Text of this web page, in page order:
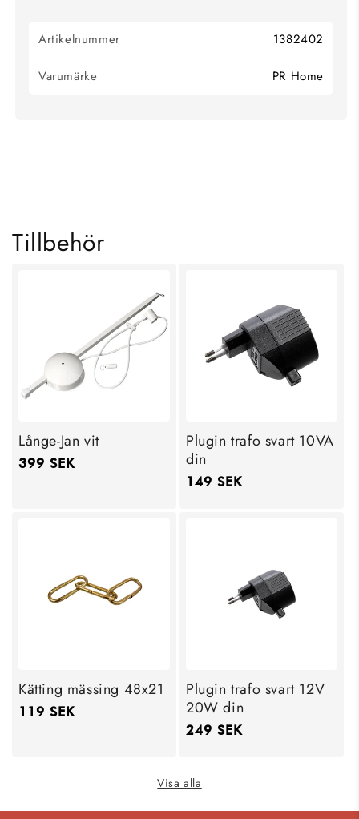
Artikelnummer 1382402
Varumärke PR Home
Tillbehör
Långe-Jan vit
Ordinarie
399 SEK
Plugin trafo svart 10VA
din
Ordinarie
149 SEK
Kätting mässing 48x21
Ordinarie
119 SEK
Plugin trafo svart 12V
20W din
Ordinarie
249 SEK
Visa alla